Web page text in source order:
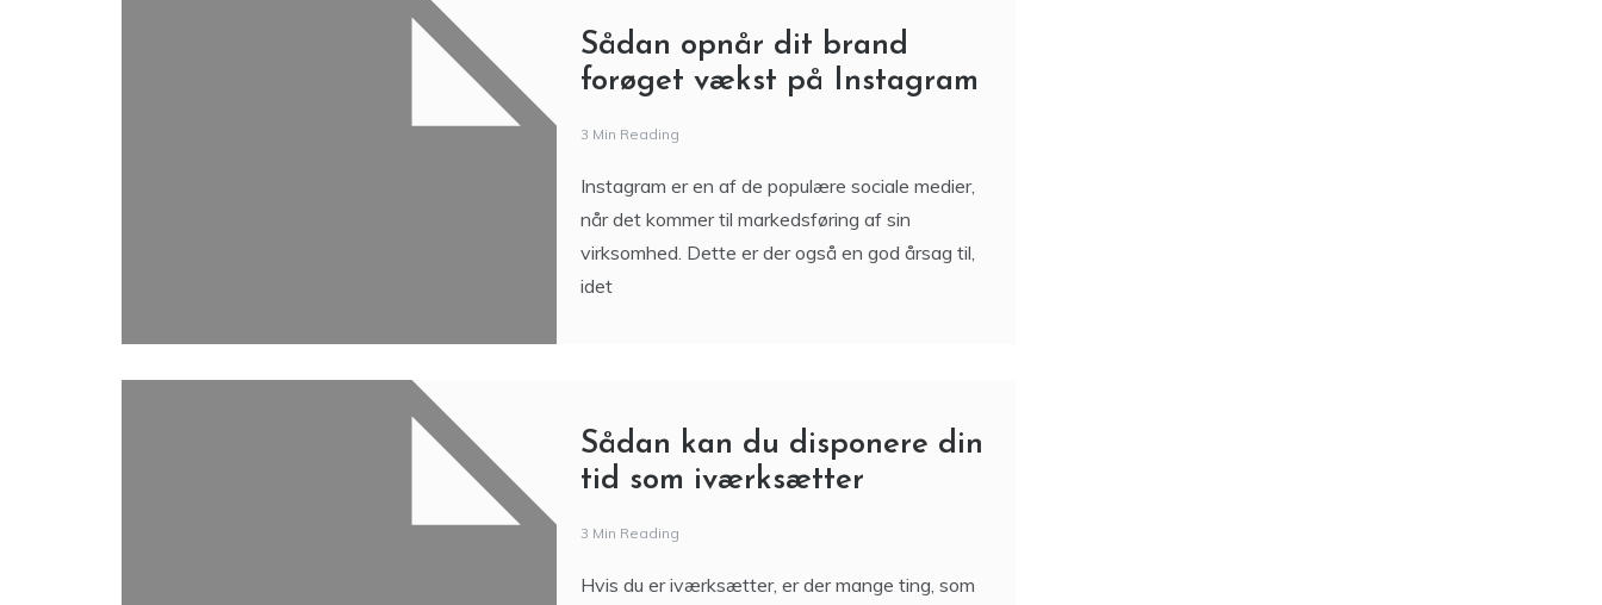
Sådan opnår dit brand
forøget vækst på Instagram
3 Min Reading
Instagram er en af de populære sociale medier,
når det kommer til markedsføring af sin
virksomhed. Dette er der også en god årsag til,
idet
Sådan kan du disponere din
tid som iværksætter
3 Min Reading
Hvis du er iværksætter, er der mange ting, som